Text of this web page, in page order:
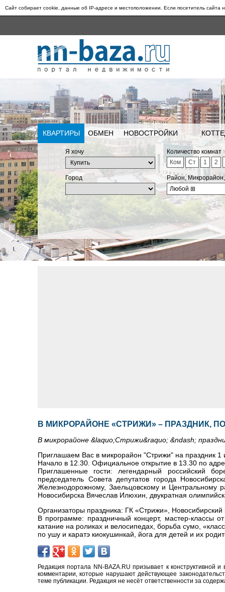
Сайт собирает cookie, данные об IP-адресе и местоположении. Если посетитель сайта
КВАРТИРЫ ОБМЕН НОВОСТРОЙКИ
Я хочу
Количество комнат
Ком
Ст 1 2
Город
Район,
Любой ⊞
В МИКРОРАЙОНЕ «СТРИЖИ» –
В микрорайоне &laquo;Стрижи&raquo; &ndash;
Приглашаем Вас в микрорайон "Стрижи" на праздник
Начало в 12.30. Официальное открытие в 13.30 по
Приглашенные гости: легендарный российский
председатель Совета депутатов города
Железнодорожному, Заельцовскому и Центральному
Новосибирска Вячеслав Илюхин, двукратная
Организаторы праздника: ГК «Стрижи», Новосибирский
В программе: праздничный концерт, мастер-классы
катание на роликах и велосипедах, борьба сумо,
по ушу и каратэ киокушинкай, йога для детей и их
Редакция портала NN-BAZA.RU призывает к конструктивной
комментарии, которые нарушают действующее
теме публикации. Редакция не несёт ответственности за